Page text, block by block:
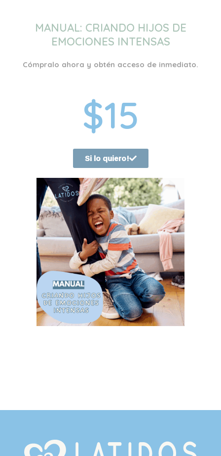
MANUAL: CRIANDO HIJOS DE
EMOCIONES INTENSAS
Cómpralo ahora y obtén acceso de inmediato.
$15
Si lo quiero!